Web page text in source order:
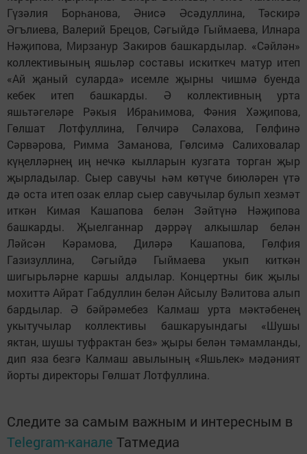
Гүзәлия Борһанова, Әнисә Әсәдуллина, Тәскирә
Әгълиева, Валерий Брецов, Сәгыйдә Гыймаева, Илнара
Нәҗипова, Мирзанур Закиров башкардылар. «Сәйлән»
коллективының яшьләр составы искиткеч матур итеп
«Ай җаный суларда» исемле җырны чишмә буенда
кебек итеп башкарды. Ә коллективның урта
яшьтәгеләре Рәкыя Ибраһимова, Фәния Хәҗипова,
Гөлшат Лотфуллина, Гөлчирә Сәлахова, Гөлфинә
Сәрвәрова, Римма Заманова, Гөлсимә Салиховалар
күңелләрнең иң нечкә кылларын кузгата торган җыр
җырладылар. Сыер савучы һәм көтүче биюләрен үтә
дә оста итеп озак еллар сыер савучылар булып хезмәт
иткән Кимая Кашапова белән Зәйтүнә Нәҗипова
башкарды. Җыелганнар дәррәү алкышлар белән
Ләйсән Кәрамова, Диләрә Кашапова, Гөлфия
Газизуллина, Сәгыйдә Гыймаева укып киткән
шигырьләрне каршы алдылар. Концертны бик җылы
мохиттә Айрат Габдуллин белән Айсылу Вәлитова алып
бардылар. Ә бәйрәмебез Калмаш урта мәктәбенең
укытучылар коллективы башкаруындагы «Шушы
яктан, шушы туфрактан без» җыры белән тәмамланды,
дип яза безгә Калмаш авылының «Яшьлек» мәдәният
йорты директоры Гөлшат Лотфуллина.
Следите за самым важным и интересным в
Telegram-канале Татмедиа